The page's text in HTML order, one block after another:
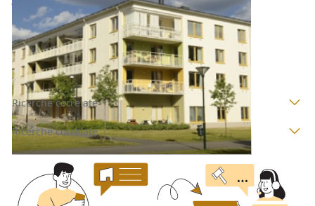
Sant'Angelo di Piove di Sacco (Padova)
72.000 € 96.000 €
Codice asta:AI3717944
Asta chiusa
Ricerche correlate
Ricerche correlate